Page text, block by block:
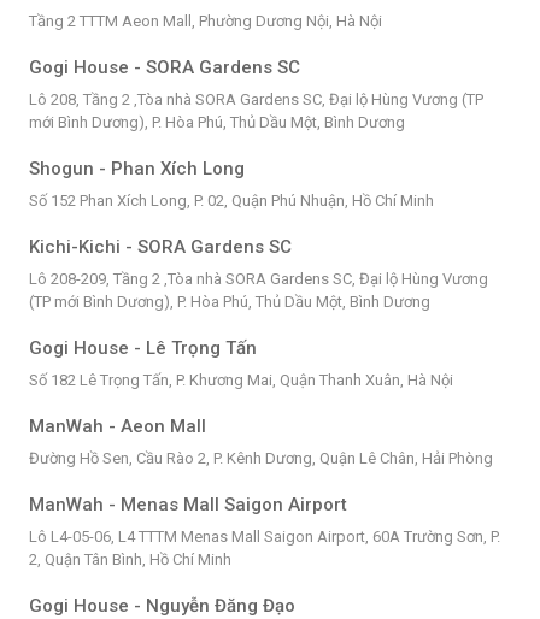
Tầng 2 TTTM Aeon Mall, Phường Dương Nội, Hà Nội
Gogi House - SORA Gardens SC
Lô 208, Tầng 2 ,Tòa nhà SORA Gardens SC, Đại lộ Hùng Vương (TP
mới Bình Dương), P. Hòa Phú, Thủ Dầu Một, Bình Dương
Shogun - Phan Xích Long
Số 152 Phan Xích Long, P. 02, Quận Phú Nhuận, Hồ Chí Minh
Kichi-Kichi - SORA Gardens SC
Lô 208-209, Tầng 2 ,Tòa nhà SORA Gardens SC, Đại lộ Hùng Vương
(TP mới Bình Dương), P. Hòa Phú, Thủ Dầu Một, Bình Dương
Gogi House - Lê Trọng Tấn
Số 182 Lê Trọng Tấn, P. Khương Mai, Quận Thanh Xuân, Hà Nội
ManWah - Aeon Mall
Đường Hồ Sen, Cầu Rào 2, P. Kênh Dương, Quận Lê Chân, Hải Phòng
ManWah - Menas Mall Saigon Airport
Lô L4-05-06, L4 TTTM Menas Mall Saigon Airport, 60A Trường Sơn, P.
2, Quận Tân Bình, Hồ Chí Minh
Gogi House - Nguyễn Đăng Đạo